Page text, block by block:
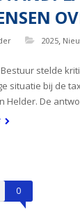
2025,
stelde
situatie bij de
Helder. De
0